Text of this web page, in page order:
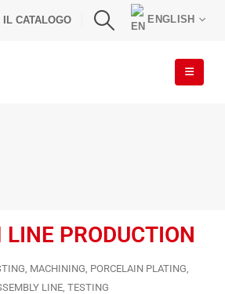
IL CATALOGO ENGLISH
PRODUCTION
MACHINING, PORCELAIN PLATING,
LINE, TESTING